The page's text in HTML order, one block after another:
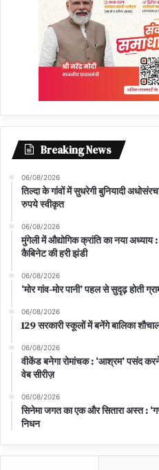
Breaking News
06/08/2026
तिल्दा के गांवों में सुधरेगी बुनियादी
रुपये स्वीकृत
06/08/2026
मुंगेली में औद्योगिक क्रांति का नया
कैबिनेट की हरी झंडी
06/08/2026
‘मोर गांव-मोर पानी’ पहल से सुदृढ़ होती
06/08/2026
129 सरकारी स्कूलों में बनेंगे बालिका
06/08/2026
वीकेंड बनेगा रोमांचक : ‘आश्रम’ पसंद
वेब सीरीज़
06/08/2026
सिनेमा जगत का एक और सितारा अस्त :
निधन